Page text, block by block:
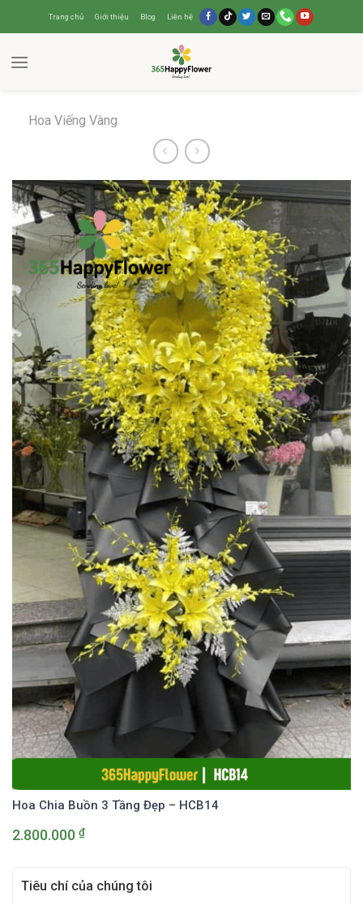
Trang chủ Giới thiệu Blog Liên hệ
Hoa Viếng Vàng
Hoa Chia Buồn 3 Tầng Đẹp – HCB14
2.800.000 ₫
Tiêu chí của chúng tôi